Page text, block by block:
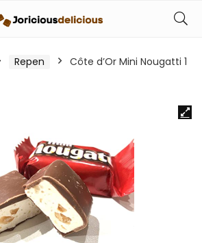
Repen
Côte d’Or Mini Nougatti 1